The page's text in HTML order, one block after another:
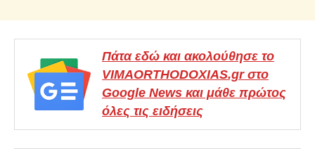
Πάτα εδώ και ακολούθησε το
VIMAORTHODOXIAS.gr στο
Google News και μάθε πρώτος
όλες τις ειδήσεις